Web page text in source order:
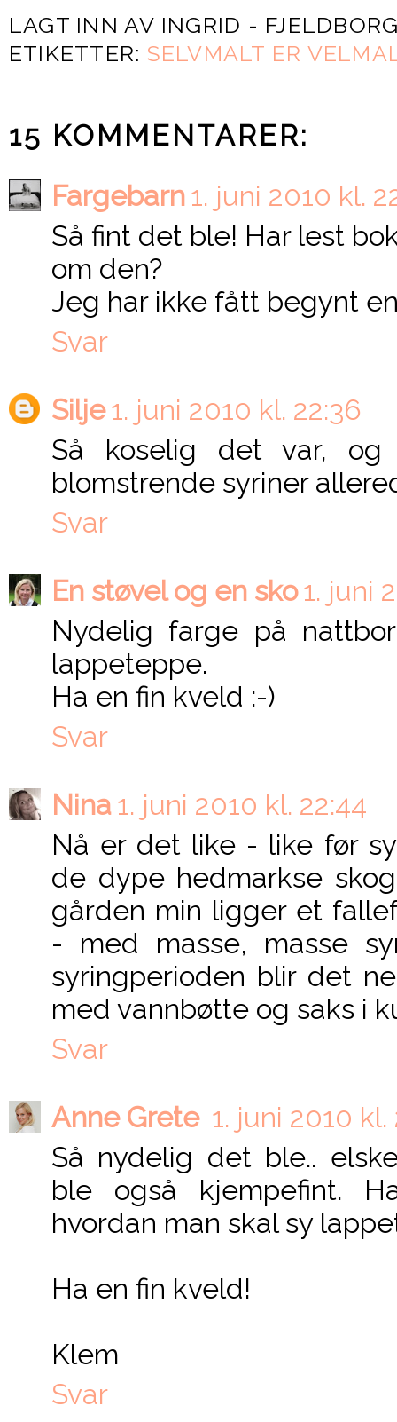
LAGT INN AV INGRID -
ETIKETTER: SELVMALT ER
15 KOMMENTARER:
Fargebarn1. juni 2010 kl.
Så fint det ble! Har lest
om den?
Jeg har ikke fått begynt
Svar
Silje1. juni 2010 kl. 22:36
Så koselig det var,
blomstrende syriner
Svar
En støvel og en sko1. juni
Nydelig farge på
lappeteppe.
Ha en fin kveld :-)
Svar
Nina1. juni 2010 kl. 22:44
Nå er det like - like før
de dype hedmarkse
gården min ligger et
- med masse, masse
syringperioden blir det
med vannbøtte og saks i
Svar
Anne Grete 1. juni 2010 kl.
Så nydelig det ble..
ble også kjempefint.
hvordan man skal sy
Ha en fin kveld!
Klem
Svar